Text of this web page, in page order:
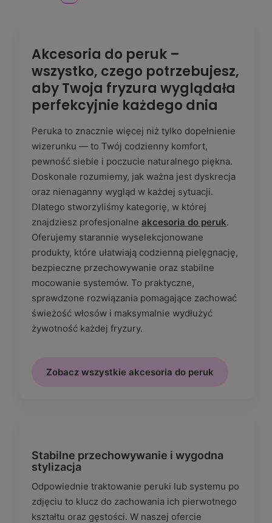
Akcesoria do peruk –
wszystko, czego potrzebujesz,
aby Twoja fryzura wyglądała
perfekcyjnie każdego dnia
Peruka to znacznie więcej niż tylko dopełnienie
wizerunku — to Twój codzienny komfort,
pewność siebie i poczucie naturalnego piękna.
Doskonale rozumiemy, jak ważna jest dyskrecja
oraz nienaganny wygląd w każdej sytuacji.
Dlatego stworzyliśmy kategorię, w której
znajdziesz profesjonalne akcesoria do peruk.
Oferujemy starannie wyselekcjonowane
produkty, które ułatwiają codzienną pielęgnację,
bezpieczne przechowywanie oraz stabilne
mocowanie systemów. To praktyczne,
sprawdzone rozwiązania pomagające zachować
świeżość włosów i maksymalnie wydłużyć
żywotność każdej fryzury.
Zobacz wszystkie akcesoria do peruk
Stabilne przechowywanie i wygodna
stylizacja
Odpowiednie traktowanie peruki lub systemu po
zdjęciu to klucz do zachowania ich pierwotnego
kształtu oraz gęstości. W naszej ofercie